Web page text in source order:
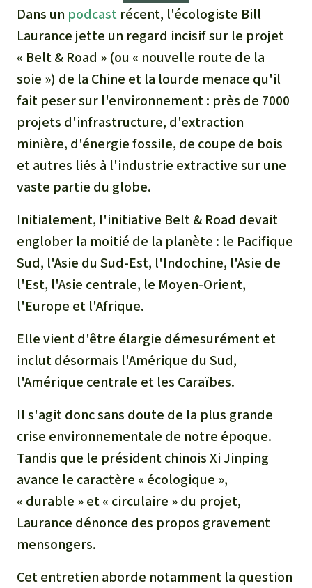
La forêt tropicale
Le bois tropical
Les biocarburants
L’aluminium
L'élevage industriel
L'accaparement des terres
Le braconnage
Les barrages
Le ciment et le béton
Les routes
Rapports annuels
Mentions légales
Médias
Communiqués
Dans la presse
Español
Italiano
Português
Indonesia
Amérique latine
Dans un podcast récent, l'écologiste Bill
Laurance jette un regard incisif sur le projet
« Belt & Road » (ou « nouvelle route de la
soie ») de la Chine et la lourde menace qu'il
fait peser sur l'environnement : près de 7000
projets d'infrastructure, d'extraction
minière, d'énergie fossile, de coupe de bois
et autres liés à l'industrie extractive sur une
vaste partie du globe.
Initialement, l'initiative Belt & Road devait
englober la moitié de la planète : le Pacifique
Sud, l'Asie du Sud-Est, l'Indochine, l'Asie de
l'Est, l'Asie centrale, le Moyen-Orient,
l'Europe et l'Afrique.
Elle vient d'être élargie démesurément et
inclut désormais l'Amérique du Sud,
l'Amérique centrale et les Caraïbes.
Il s'agit donc sans doute de la plus grande
crise environnementale de notre époque.
Tandis que le président chinois Xi Jinping
avance le caractère « écologique »,
« durable » et « circulaire » du projet,
Laurance dénonce des propos gravement
mensongers.
Cet entretien aborde notamment la question